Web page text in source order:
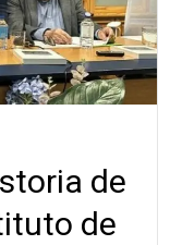
de
de